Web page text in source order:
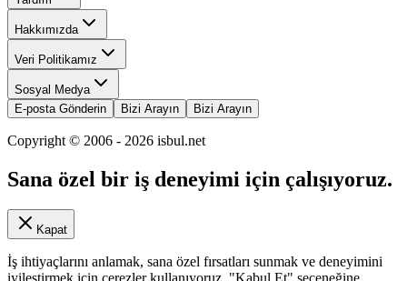
Hakkımızda
Veri Politikamız
Sosyal Medya
E-posta Gönderin
Bizi Arayın Bizi Arayın
Copyright © 2006 - 2026 isbul.net
Sana özel bir iş deneyimi için çalışıyoruz.
Kapat
İş ihtiyaçlarını anlamak, sana özel fırsatları sunmak ve deneyimini